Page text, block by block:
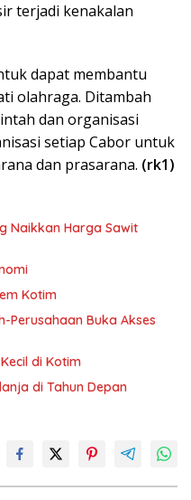
terjadi kenakalan
dapat membantu
olahraga. Ditambah
dan organisasi
setiap Cabor untuk
dan prasarana. (rk1)
Naikkan Harga Sawit
Kotim
Perusahaan Buka Akses
di Kotim
di Tahun Depan